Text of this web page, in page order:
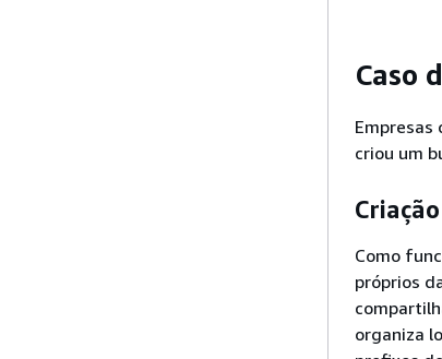
Caso
Empresas
criou um
Como
próprios
organiza